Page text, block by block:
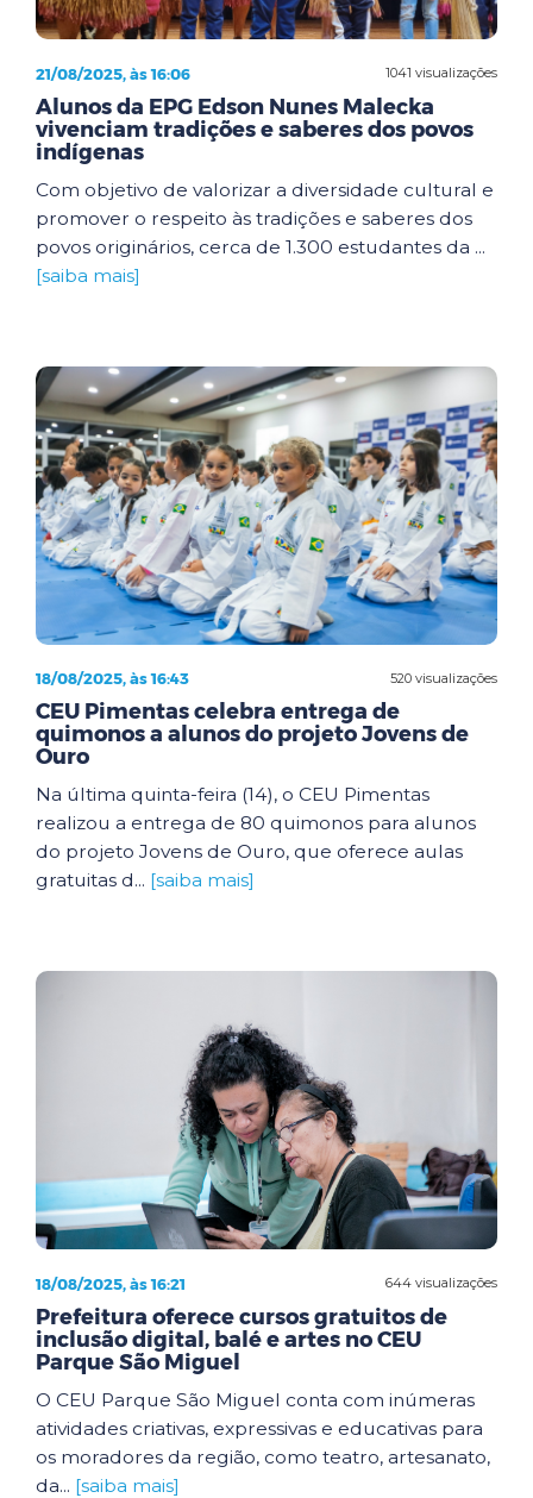
1041 visualizações
21/08/2025, às 16:06
Alunos da EPG Edson Nunes Malecka
vivenciam tradições e saberes dos povos
indígenas
Com objetivo de valorizar a diversidade cultural e
promover o respeito às tradições e saberes dos
povos originários, cerca de 1.300 estudantes da ...
[saiba mais]
520 visualizações
18/08/2025, às 16:43
CEU Pimentas celebra entrega de
quimonos a alunos do projeto Jovens de
Ouro
Na última quinta-feira (14), o CEU Pimentas
realizou a entrega de 80 quimonos para alunos
do projeto Jovens de Ouro, que oferece aulas
gratuitas d... [saiba mais]
644 visualizações
18/08/2025, às 16:21
Prefeitura oferece cursos gratuitos de
inclusão digital, balé e artes no CEU
Parque São Miguel
O CEU Parque São Miguel conta com inúmeras
atividades criativas, expressivas e educativas para
os moradores da região, como teatro, artesanato,
da... [saiba mais]